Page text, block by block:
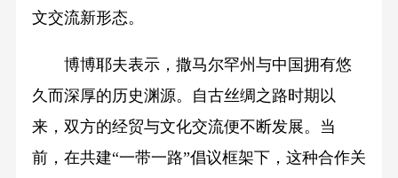
文交流新形态。
博博耶夫表示，撒马尔罕州与中国拥有悠
久而深厚的历史渊源。自古丝绸之路时期以
来，双方的经贸与文化交流便不断发展。当
前，在共建“一带一路”倡议框架下，这种合作关